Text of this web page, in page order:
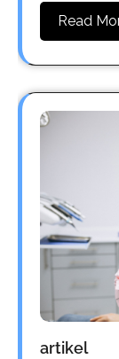
Read
artikel